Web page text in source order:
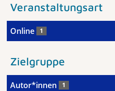
Veranstaltungsart
Online 1
Zielgruppe
Autor*innen 1